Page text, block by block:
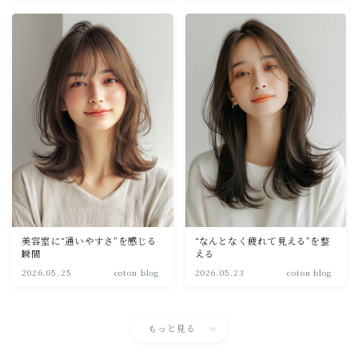
美容室に“通いやすさ”を感じる
瞬間
2026.05.25 coton blog
“なんとなく疲れて見える”を整
える
2026.05.23 coton blog
もっと見る